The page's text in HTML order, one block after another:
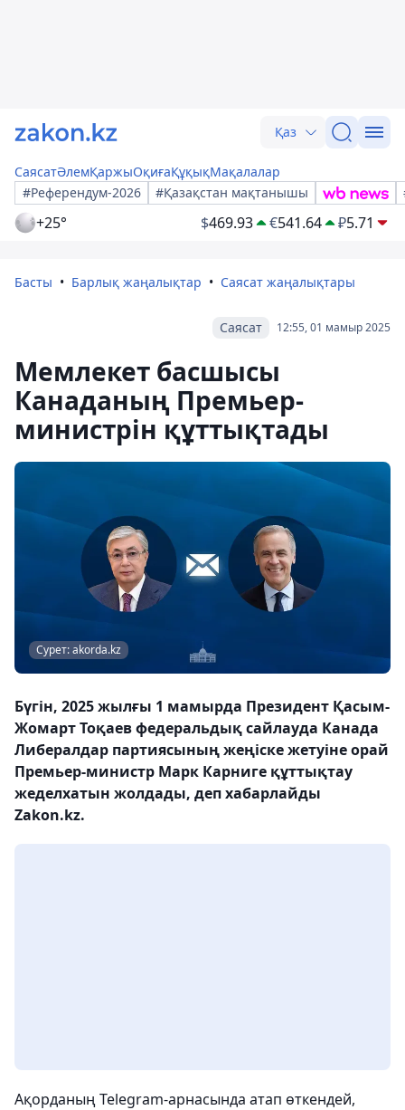
Қаз
СаясатӘлемҚаржыОқиғаҚұқықМақалалар
#Референдум-2026
#Қазақстан мақтанышы
+25° $469.93 €541.64 ₽5.71
Басты Барлық жаңалықтар Саясат жаңалықтары
12:55, 01 мамыр 2025
Саясат
Мемлекет басшысы
Канаданың Премьер-
министрін құттықтады
Сурет: akorda.kz
Бүгін, 2025 жылғы 1 мамырда Президент Қасым-
Жомарт Тоқаев федеральдық сайлауда Канада
Либералдар партиясының жеңіске жетуіне орай
Премьер-министр Марк Карниге құттықтау
жеделхатын жолдады, деп хабарлайды
Zakon.kz.
Ақорданың Telegram-арнасында атап өткендей,